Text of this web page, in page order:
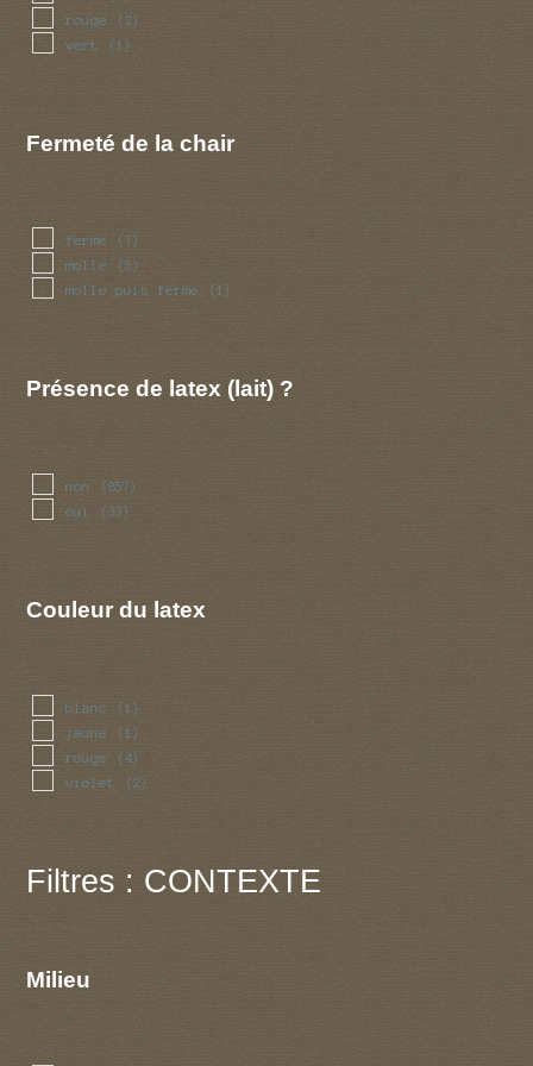
rouge (2)
vert (1)
Fermeté de la chair
ferme (7)
molle (5)
molle puis ferme (1)
Présence de latex (lait) ?
non (857)
oui (33)
Couleur du latex
blanc (1)
jaune (1)
rouge (4)
violet (2)
Filtres : CONTEXTE
Milieu